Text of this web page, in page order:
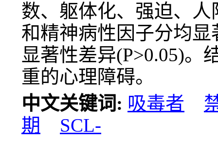
数、躯体化、强迫、
和精神病性因子分均显
显著性差异(P>0.05)。
重的心理障碍。
中文关键词: 吸毒者
期
SCL-